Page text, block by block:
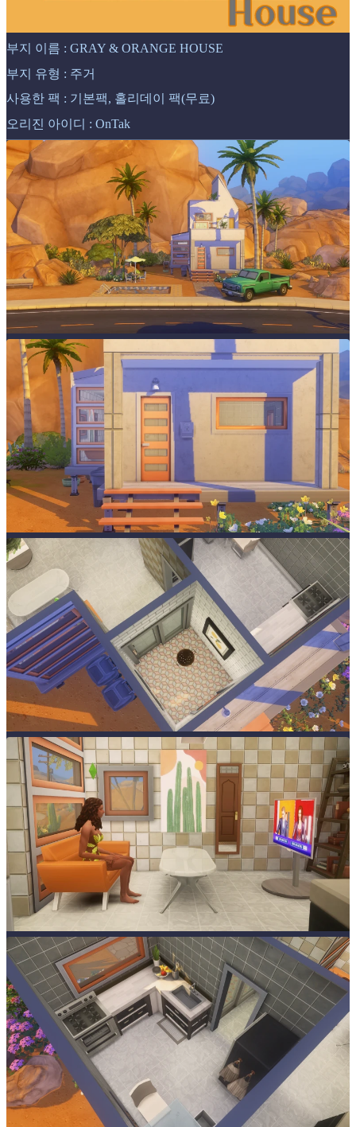
부지 이름 : GRAY & ORANGE HOUSE
부지 유형 : 주거​
사용한 팩 : 기본팩, 홀리데이 팩(무료)
오리진 아이디 : OnTak